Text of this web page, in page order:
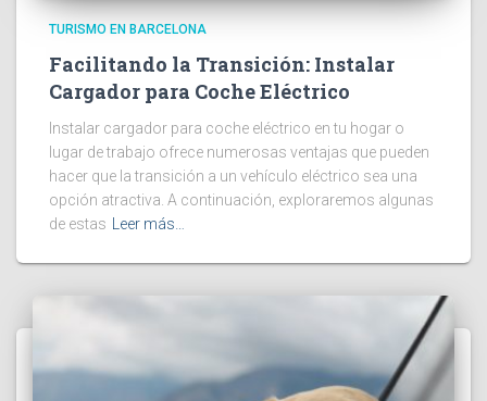
TURISMO EN BARCELONA
Facilitando la Transición: Instalar
Cargador para Coche Eléctrico
Instalar cargador para coche eléctrico en tu hogar o
lugar de trabajo ofrece numerosas ventajas que pueden
hacer que la transición a un vehículo eléctrico sea una
opción atractiva. A continuación, exploraremos algunas
de estas Leer más…